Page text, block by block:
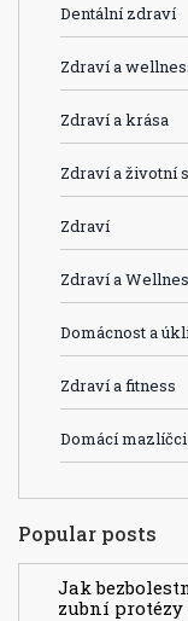
Dentální zdraví
Zdraví a
Zdraví a krása
Zdraví a životní
Zdraví
Zdraví a
Domácnost a
Zdraví a fitness
Domácí mazlíčci
Popular posts
Jak
zubní